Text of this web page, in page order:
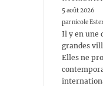
5 août 2026
par nicole
Il y en une
grandes
Elles ne